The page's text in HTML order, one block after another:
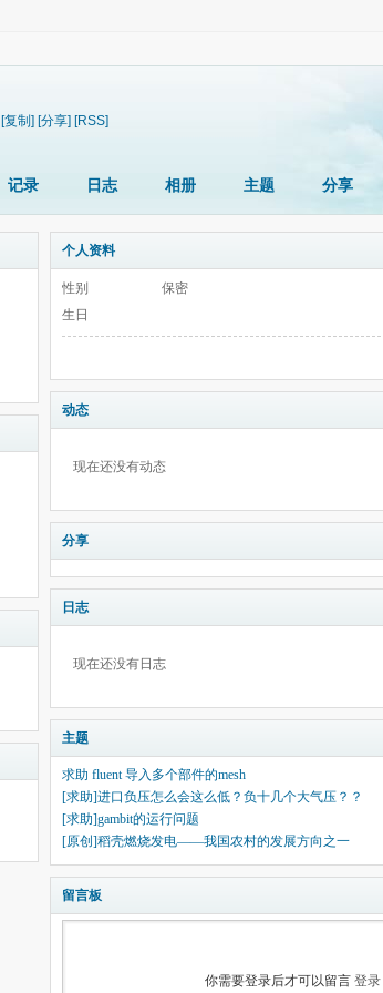
[复制] [分享] [RSS]
记录 日志 相册 主题 分享
个人资料
性别
保密
生日
动态
现在还没有动态
分享
日志
现在还没有日志
主题
求助 fluent 导入多个部件的mesh
[求助]进口负压怎么会这么低？负十几个大气压？？
[求助]gambit的运行问题
[原创]稻壳燃烧发电——我国农村的发展方向之一
留言板
你需要登录后才可以留言 登录|